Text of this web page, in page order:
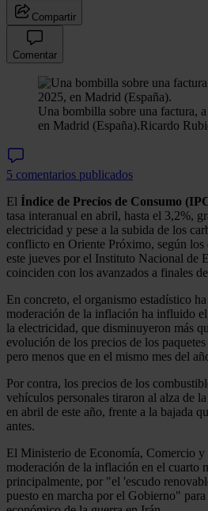
Compartir
Comentar
Una bombilla sobre una factura,
en Madrid (España).Ricardo
5 comentarios publicados
El Índice de Precios de Consumo
tasa interanual en abril, hasta el 3,2%,
electricidad y pese a la subida de los
conflicto en Oriente Próximo, según
este jueves por el Instituto Nacional de
coinciden con los avanzados a finales
En concreto, el organismo estadístico
moderación de la inflación ha influido
la electricidad, que disminuyeron más
evolución de los precios de los
pero menos que en el mismo mes del
Por contra, los precios de los
vehículos personales tiraron al alza de
en abril de este año, frente a la bajada
antes.
El Ministerio de Economía, Comercio y
moderación de la inflación en el cuarto
principalmente, por "el 'escudo
puesto en marcha por el Gobierno"